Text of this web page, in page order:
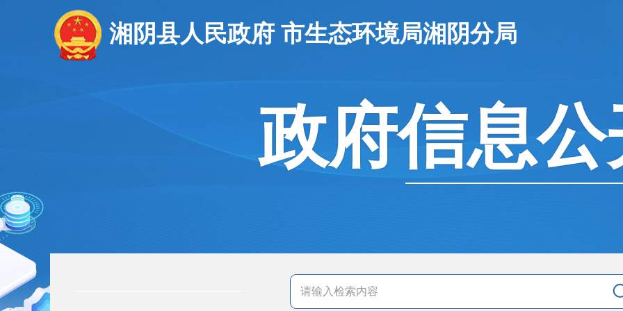
湘阴县人民政府 市生态环境局湘阴分局
政府信息公